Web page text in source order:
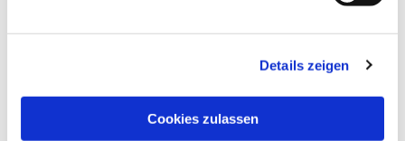
Details zeigen
Cookies zulassen